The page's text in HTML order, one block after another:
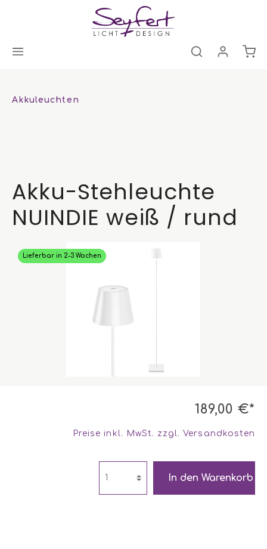
Akkuleuchten
Akku-Stehleuchte
NUINDIE weiß / rund
Lieferbar in 2-3 Wochen
189,00 €*
Preise inkl. MwSt. zzgl. Versandkosten
In den Warenkorb